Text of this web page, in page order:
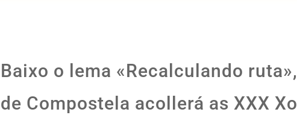
Baixo o lema «Recalculando
de Compostela acollerá as XXX